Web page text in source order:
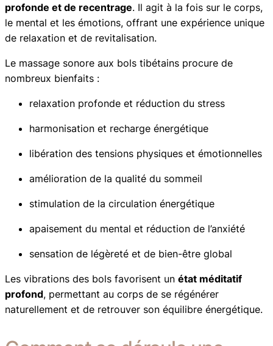
profonde et de recentrage. Il agit à la fois sur le corps,
le mental et les émotions, offrant une expérience unique
de relaxation et de revitalisation.
Le massage sonore aux bols tibétains procure de
nombreux bienfaits :
relaxation profonde et réduction du stress
harmonisation et recharge énergétique
libération des tensions physiques et émotionnelles
amélioration de la qualité du sommeil
stimulation de la circulation énergétique
apaisement du mental et réduction de l’anxiété
sensation de légèreté et de bien-être global
Les vibrations des bols favorisent un état méditatif
profond, permettant au corps de se régénérer
naturellement et de retrouver son équilibre énergétique.